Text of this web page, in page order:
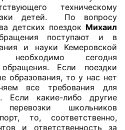
ОП КО”
за 2024 г.
техническому
детей. По вопросу
детских поездок Михаил
поступают и в
и науки Кемеровской
сегодня
Если поездки
образования, то у нас нет
все требования для
Если какие-либо другие
школьников
то, соответственно,
и ответственность за